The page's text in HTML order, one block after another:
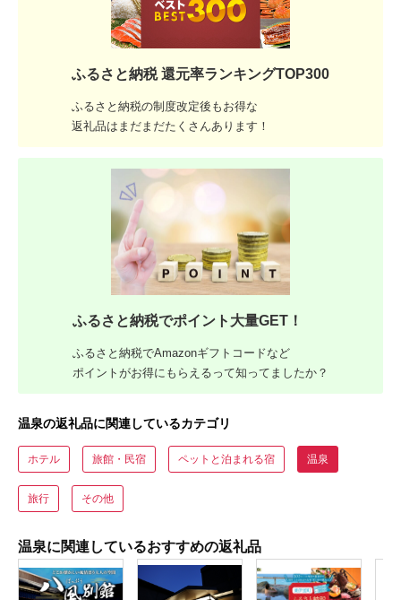
ふるさと納税 還元率ランキングTOP300
ふるさと納税の制度改定後もお得な
返礼品はまだまだたくさんあります！
ふるさと納税でポイント大量GET！
ふるさと納税でAmazonギフトコードなど
ポイントがお得にもらえるって知ってましたか？
温泉の返礼品に関連しているカテゴリ
ホテル 旅館・民宿 ペットと泊まれる宿 温泉
旅行 その他
温泉に関連しているおすすめの返礼品